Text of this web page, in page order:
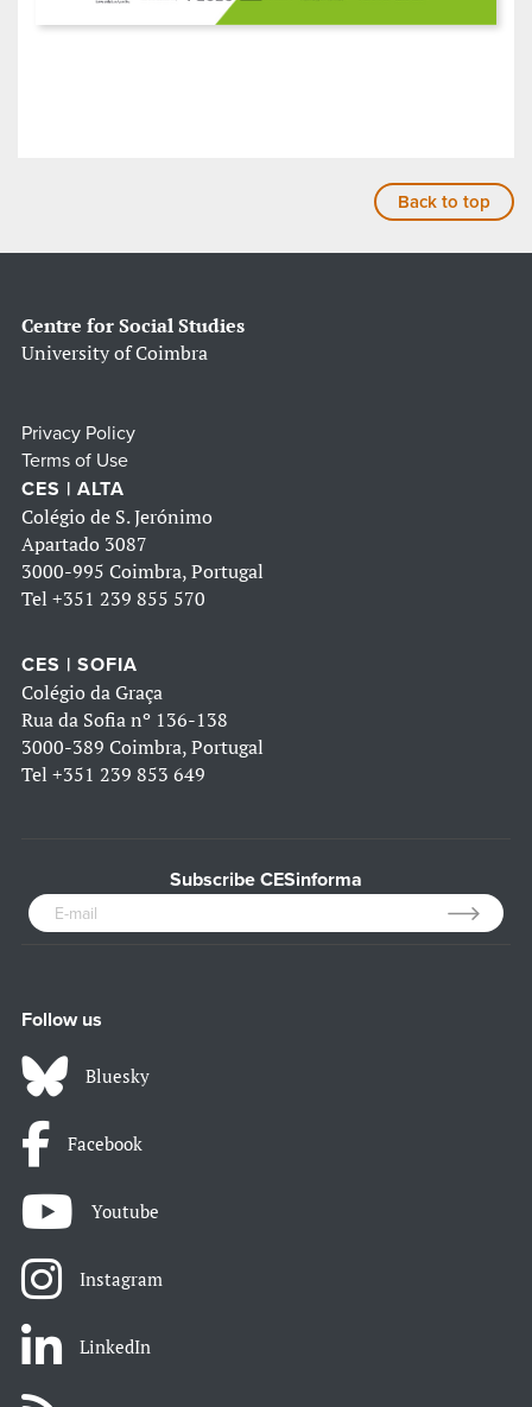
Back to top
Centre for Social Studies
University of Coimbra
Privacy Policy
Terms of Use
CES | ALTA
Colégio de S. Jerónimo
Apartado 3087
3000-995 Coimbra, Portugal
Tel +351 239 855 570
CES | SOFIA
Colégio da Graça
Rua da Sofia nº 136-138
3000-389 Coimbra, Portugal
Tel +351 239 853 649
Subscribe CESinforma
Follow us
Bluesky
Facebook
Youtube
Instagram
LinkedIn